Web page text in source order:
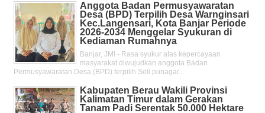
Anggota Badan Permusyawaratan
Desa (BPD) Terpilih Desa Warnginsari
Kec.Langensari, Kota Banjar Periode
2026-2034 Menggelar Syukuran di
Kediaman Rumahnya
Banjar, JMI - Rasa syukur atas kepercayaan
masyarakat diwujudkan anggota Badan
Permusyawaratan Desa (BPD) terpilih Seli punagar...
Kabupaten Berau Wakili Provinsi
Kalimatan Timur dalam Gerakan
Tanam Padi Serentak 50.000 Hektare